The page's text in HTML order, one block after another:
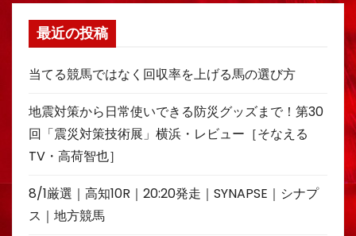
最近の投稿
当てる競馬ではなく回収率を上げる馬の選び方
地震対策から日常使いできる防災グッズまで！第30
回「震災対策技術展」横浜・レビュー［そなえる
TV・高荷智也］
8/1厳選｜高知10R｜20:20発走｜SYNAPSE｜シナプ
ス｜地方競馬